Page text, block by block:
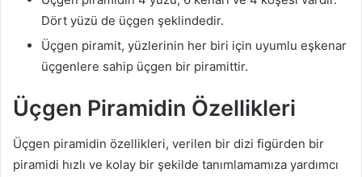
Dört yüzü de üçgen şeklindedir.
Üçgen piramit, yüzlerinin her biri için uyumlu eşkenar
üçgenlere sahip üçgen bir piramittir.
Üçgen Piramidin Özellikleri
Üçgen piramidin özellikleri, verilen bir dizi figürden bir
piramidi hızlı ve kolay bir şekilde tanımlamamıza yardımcı